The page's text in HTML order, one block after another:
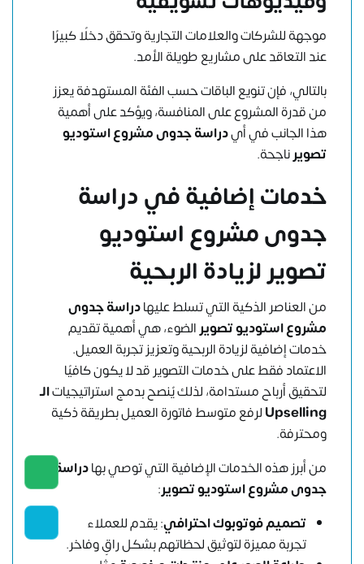
موجهة للشركات والعلامات التجارية وتحقق دخلًا كبيرًا
عند التعاقد على مشاريع طويلة الأمد.
بالتالي، فإن تنويع الباقات حسب الفئة المستهدفة يعزز
من قدرة المشروع على المنافسة، ويؤكد على أهمية
هذا الجانب في أيدراسة جدوى مشروع استوديو
تصويرناجحة.
خدمات إضافية في دراسة
جدوى مشروع استوديو
تصوير لزيادة الربحية
من العناصر الذكية التي تسلط عليهادراسة جدوى
مشروع استوديو تصويرالضوء، هي أهمية تقديم
خدمات إضافية لزيادة الربحية وتعزيز تجربة العميل.
الاعتماد فقط على خدمات التصوير قد لا يكون كافيًا
لتحقيق أرباح مستدامة، لذلك يُنصح بدمج استراتيجياتالـ
Upsellingلرفع متوسط فاتورة العميل بطريقة ذكية
ومحترفة.
من أبرز هذه الخدمات الإضافية التي توصي بهادراسة
جدوى مشروع استوديو تصوير:
تصميم فوتوبوك احترافي: يقدم للعملاء
تجربة مميزة لتوثيق لحظاتهم بشكل راقٍ وفاخر.